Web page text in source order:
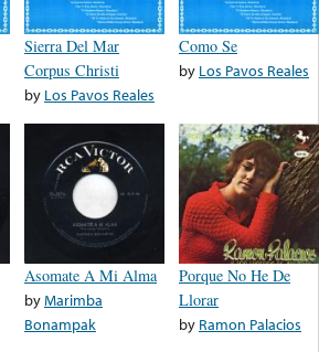
Sierra Del Mar
Corpus Christi
by Los Pavos Reales
Como Se
by Los Pavos Reales
Asomate A Mi Alma
byMarimba
Bonampak
Porque No He De
Llorar
by Ramon Palacios